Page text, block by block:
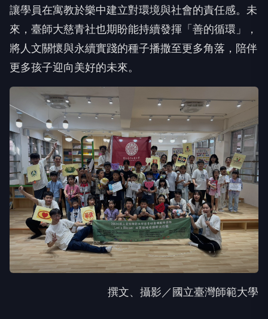
來，臺師大慈青社也期盼能持續發揮「善的循環」，
將人文關懷與永續實踐的種子播撒至更多角落，陪伴
更多孩子迎向美好的未來。
撰文、攝影／國立臺灣師範大學